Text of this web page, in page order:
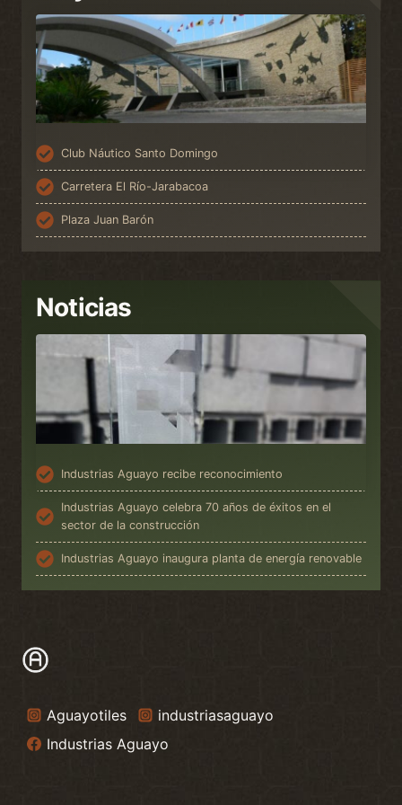
Club Náutico Santo Domingo
Carretera El Río-Jarabacoa
Plaza Juan Barón
Noticias
Industrias Aguayo recibe reconocimiento
Industrias Aguayo celebra 70 años de éxitos en el
sector de la construcción
Industrias Aguayo inaugura planta de energía renovable
Aguayotiles
industriasaguayo
Industrias Aguayo